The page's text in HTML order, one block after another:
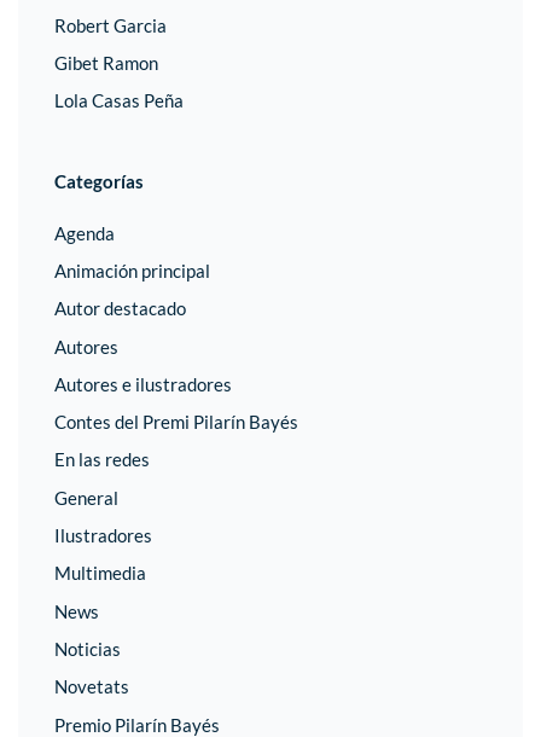
Robert Garcia
Gibet Ramon
Lola Casas Peña
Categorías
Agenda
Animación principal
Autor destacado
Autores
Autores e ilustradores
Contes del Premi Pilarín Bayés
En las redes
General
Ilustradores
Multimedia
News
Noticias
Novetats
Premio Pilarín Bayés